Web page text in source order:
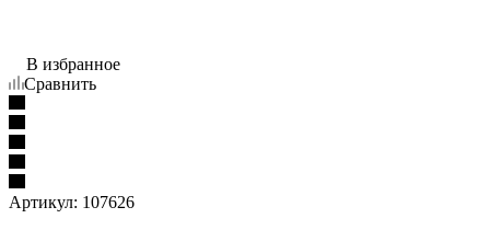
В избранное
Сравнить
Артикул: 107626